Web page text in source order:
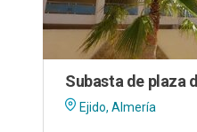
Ejido, Almería